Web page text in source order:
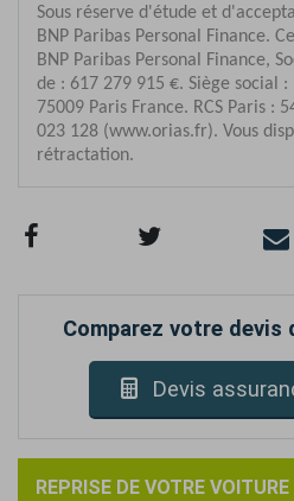
Comparez votre devis
Devis
REPRISE DE VOTRE VOITURE